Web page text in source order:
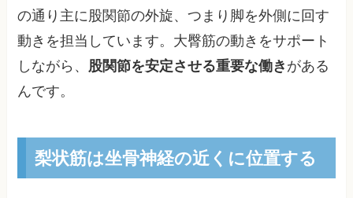
の通り主に股関節の外旋、つまり脚を外側に回す
動きを担当しています。大臀筋の動きをサポート
しながら、 股関節を安定させる重要な働き がある
んです。
梨状筋は坐骨神経の近くに位置する